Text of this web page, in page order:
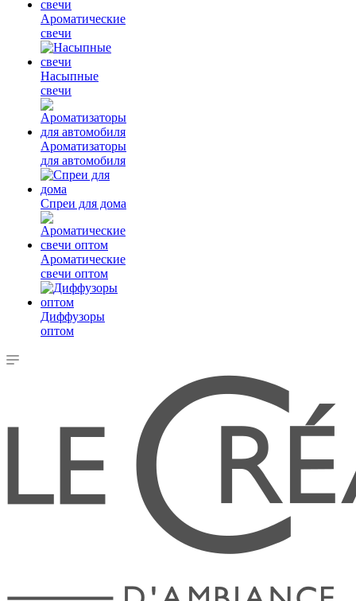
Ароматические
свечи
Насыпные
свечи
Ароматизаторы
для автомобиля
Спреи для дома
Ароматические
свечи оптом
Диффузоры
оптом